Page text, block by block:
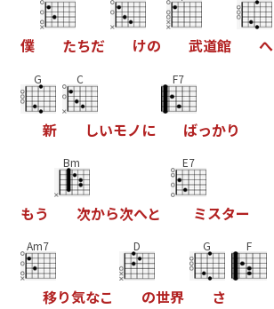
僕 たちだ けの 武道館 へ
G
新
C
しいモノに
F7
ばっかり
もう
Bm
次から次へと
E7
ミスター
Am7
移り気なこ
D
の世界
G
さ
F